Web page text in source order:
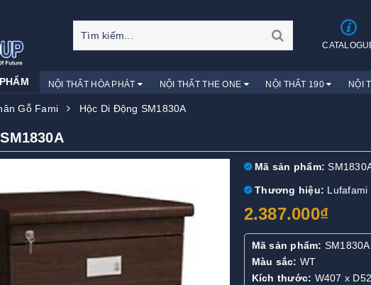
NỘI THẤT HÒA PHÁT NỘI THẤT THE ONE NỘI THẤT 190 NỘI
Gỗ Fami Hộc Di Động SM1830A
Mã sản phẩm:
Thương hiệu: Lufafami
2.387.000₫
Mã sản phẩm: SM1830A
Màu sắc: WT
Kích thước: W407 x